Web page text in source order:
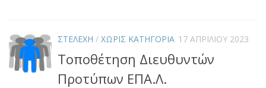
ΣΤΕΛΕΧΗ / ΧΩΡΊΣ ΚΑΤΗΓΟΡΊΑ 17 ΑΠΡΙΛΊΟΥ 2023
Τοποθέτηση Διευθυντών
Προτύπων ΕΠΑ.Λ.